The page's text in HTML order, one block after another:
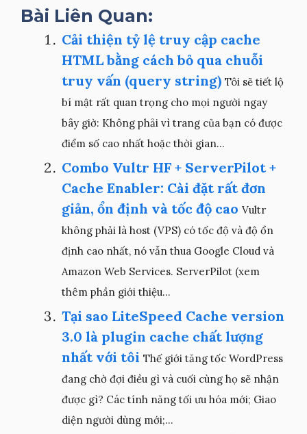
Bài Liên Quan:
Cải thiện tỷ lệ truy cập cache
HTML bằng cách bỏ qua chuỗi
truy vấn (query string) Tôi sẽ tiết lộ
bí mật rất quan trọng cho mọi người ngay
bây giờ: Không phải vì trang của bạn có được
điểm số cao nhất hoặc thời gian...
Combo Vultr HF + ServerPilot +
Cache Enabler: Cài đặt rất đơn
giản, ổn định và tốc độ cao Vultr
không phải là host (VPS) có tốc độ và độ ổn
định cao nhất, nó vẫn thua Google Cloud và
Amazon Web Services. ServerPilot (xem
thêm phần giới thiệu...
Tại sao LiteSpeed Cache version
3.0 là plugin cache chất lượng
nhất với tôi Thế giới tăng tốc WordPress
đang chờ đợi điều gì và cuối cùng họ sẽ nhận
được gì? Các tính năng tối ưu hóa mới; Giao
diện người dùng mới;...